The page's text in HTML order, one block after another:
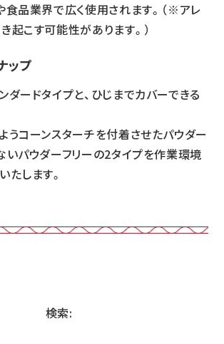
食品業界で広く使用されます。（※アレ
起こす可能性があります。）
ップ
ダードタイプと、ひじまでカバーできる
うコーンスターチを付着させたパウダー
いパウダーフリーの2タイプを作業環境
たします。
検索: